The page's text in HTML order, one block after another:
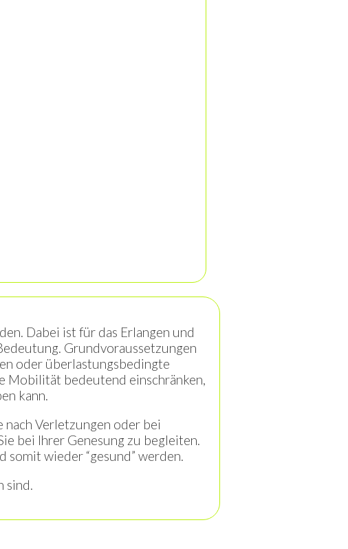
Dabei ist für das Erlangen und
Grundvoraussetzungen
oder überlastungsbedingte
Mobilität bedeutend einschränken,
kann.
nach Verletzungen oder bei
bei Ihrer Genesung zu begleiten.
wieder “gesund” werden.